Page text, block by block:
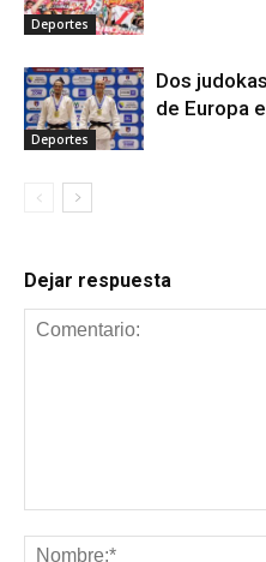
Deportes
Deportes
Dos
de Europa
Dejar respuesta